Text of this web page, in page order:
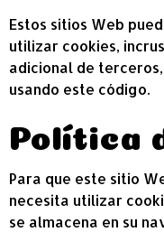
Estos sitios Web
utilizar cookies,
adicional de
usando este código.
Política
Para que este sitio
necesita utilizar
se almacena en su